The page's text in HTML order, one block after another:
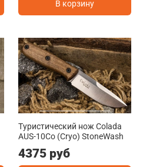
В корзину
Туристический нож Colada
AUS-10Co (Cryo) StoneWash
4375 руб